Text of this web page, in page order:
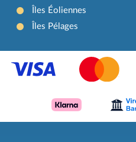
Îles Éoliennes
Îles Pélages